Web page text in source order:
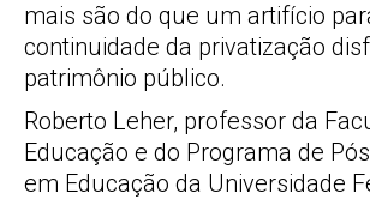
mais são do que um artifício
continuidade da privatização
patrimônio público.
Roberto Leher, professor da
Educação e do Programa de
em Educação da Universidade